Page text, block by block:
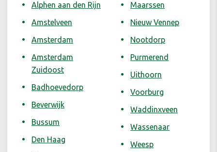
Alphen aan den Rijn
Amstelveen
Amsterdam
Amsterdam
Zuidoost
Badhoevedorp
Beverwijk
Bussum
Den Haag
Maarssen
Nieuw Vennep
Nootdorp
Purmerend
Uithoorn
Voorburg
Waddinxveen
Wassenaar
Weesp